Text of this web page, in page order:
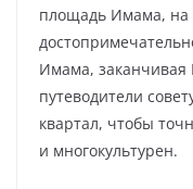
площадь Имама, на
Имама,
путеводители
квартал, чтобы
и многокультурен.